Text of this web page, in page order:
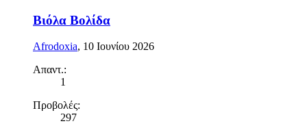
Βιόλα Βολίδα
Afrodoxia, 10 Ιουνίου 2026
Απαντ.:
1
Προβολές:
297